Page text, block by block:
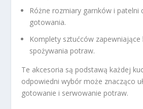
Różne rozmiary garnków i patelni
gotowania.
Komplety sztućców
spożywania potraw.
Te akcesoria są podstawą każdej
odpowiedni wybór może znacząco
gotowanie i serwowanie potraw.